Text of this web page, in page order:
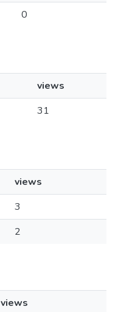
0
views
31
views
3
2
views